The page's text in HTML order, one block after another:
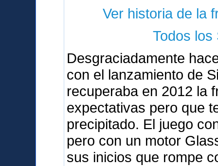
Ver historia de la
Todos los
Desgraciadamente
con el lanzamiento de
recuperaba en 2012 la
expectativas pero que
precipitado. El juego
pero con un motor
sus inicios que rompe